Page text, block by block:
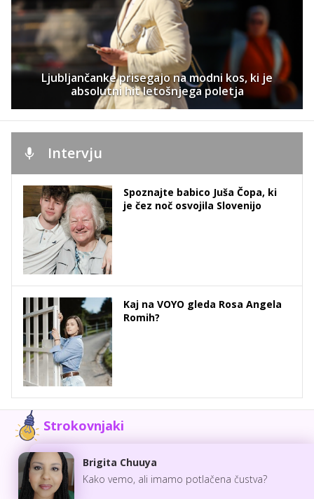
Ljubljančanke prisegajo na modni kos, ki je
absolutni hit letošnjega poletja
Intervju
Spoznajte babico Juša Čopa, ki
je čez noč osvojila Slovenijo
Kaj na VOYO gleda Rosa Angela
Romih?
Strokovnjaki
Brigita Chuuya
Kako vemo, ali imamo potlačena čustva?